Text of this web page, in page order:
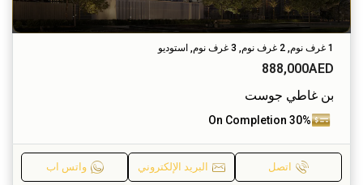
1 غرف نوم, 2 غرف نوم, 3 غرف نوم, استوديو
888,000AED
بن غاطي جوست
30% On Completion
اتصل البريد الإلكتروني واتس اب